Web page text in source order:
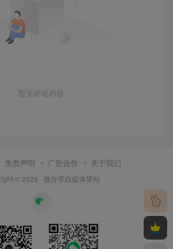
暂无评论内容
免责声明 广告合作 关于我们
© 2025 · 微分享自媒体驿站